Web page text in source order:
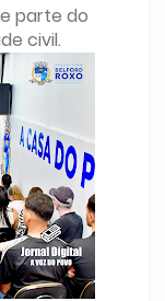
parte do
civil.